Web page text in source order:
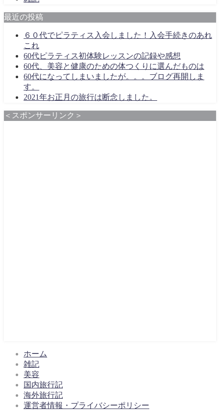
最近の投稿
６０代でピラティス入会しました！入会手続きのあれ
これ
60代ピラティス初体験レッスンの記録や感想
60代、美容と健康のための体つくりに選んだものは
60代になってしまいましたが。。。ブログ再開しま
す。
2021年お正月の旅行は断念しました。
＜スポンサーリンク＞
ホーム
雑記
美容
国内旅行記
海外旅行記
運営者情報・プライバシーポリシー